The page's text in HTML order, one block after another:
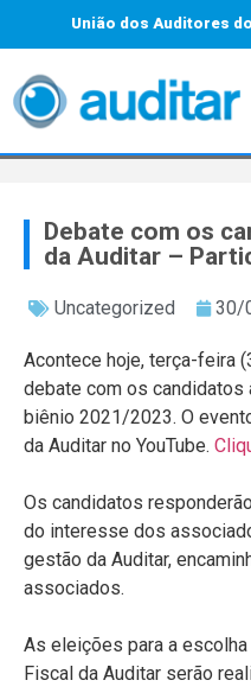
União dos Auditores
Debate com os
da Auditar –
Uncategorized 30/
Acontece hoje, terça-feira
debate com os candidatos
biênio 2021/2023. O
da Auditar no YouTube.
Os candidatos
do interesse dos
gestão da Auditar,
associados.
As eleições para a
Fiscal da Auditar serão